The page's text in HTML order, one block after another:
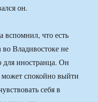
он.
вспомнил, что есть
во Владивостоке не
для иностранца. Он
может спокойно выйти
себя в